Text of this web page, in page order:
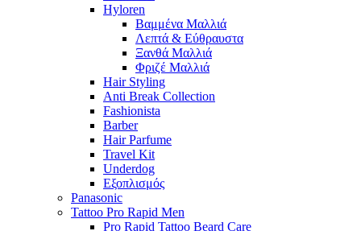
Hyloren
Βαμμένα Μαλλιά
Λεπτά & Εύθραυστα
Ξανθά Μαλλιά
Φριζέ Μαλλιά
Hair Styling
Anti Break Collection
Fashionista
Barber
Hair Parfume
Travel Kit
Underdog
Εξοπλισμός
Panasonic
Tattoo Pro Rapid Men
Pro Rapid Tattoo Beard Care